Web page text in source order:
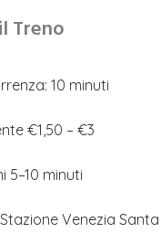
Treno
10 minuti
€1,50 – €3
5–10 minuti
Venezia